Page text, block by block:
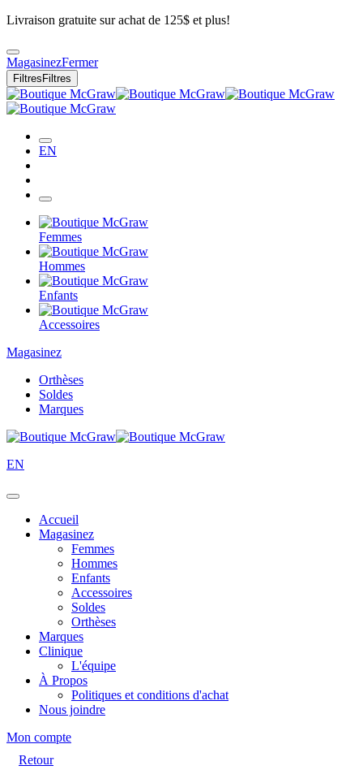
Livraison gratuite sur achat de 125$ et plus!
MagasinezFermer
Filtres Filtres
EN
Femmes
Hommes
Enfants
Accessoires
Magasinez
Orthèses
Soldes
Marques
EN
Accueil
Magasinez
Femmes
Hommes
Enfants
Accessoires
Soldes
Orthèses
Marques
Clinique
L'équipe
À Propos
Politiques et conditions d'achat
Nous joindre
Mon compte
Retour